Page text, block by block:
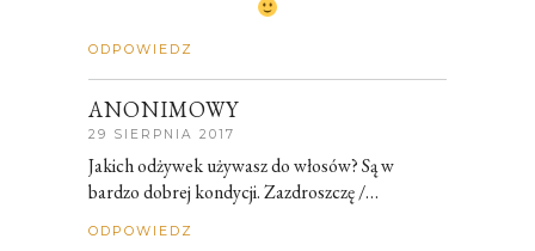
ODPOWIEDZ
ANONIMOWY
29 SIERPNIA 2017
Jakich odżywek używasz do włosów? Są w
bardzo dobrej kondycji. Zazdroszczę /…
ODPOWIEDZ